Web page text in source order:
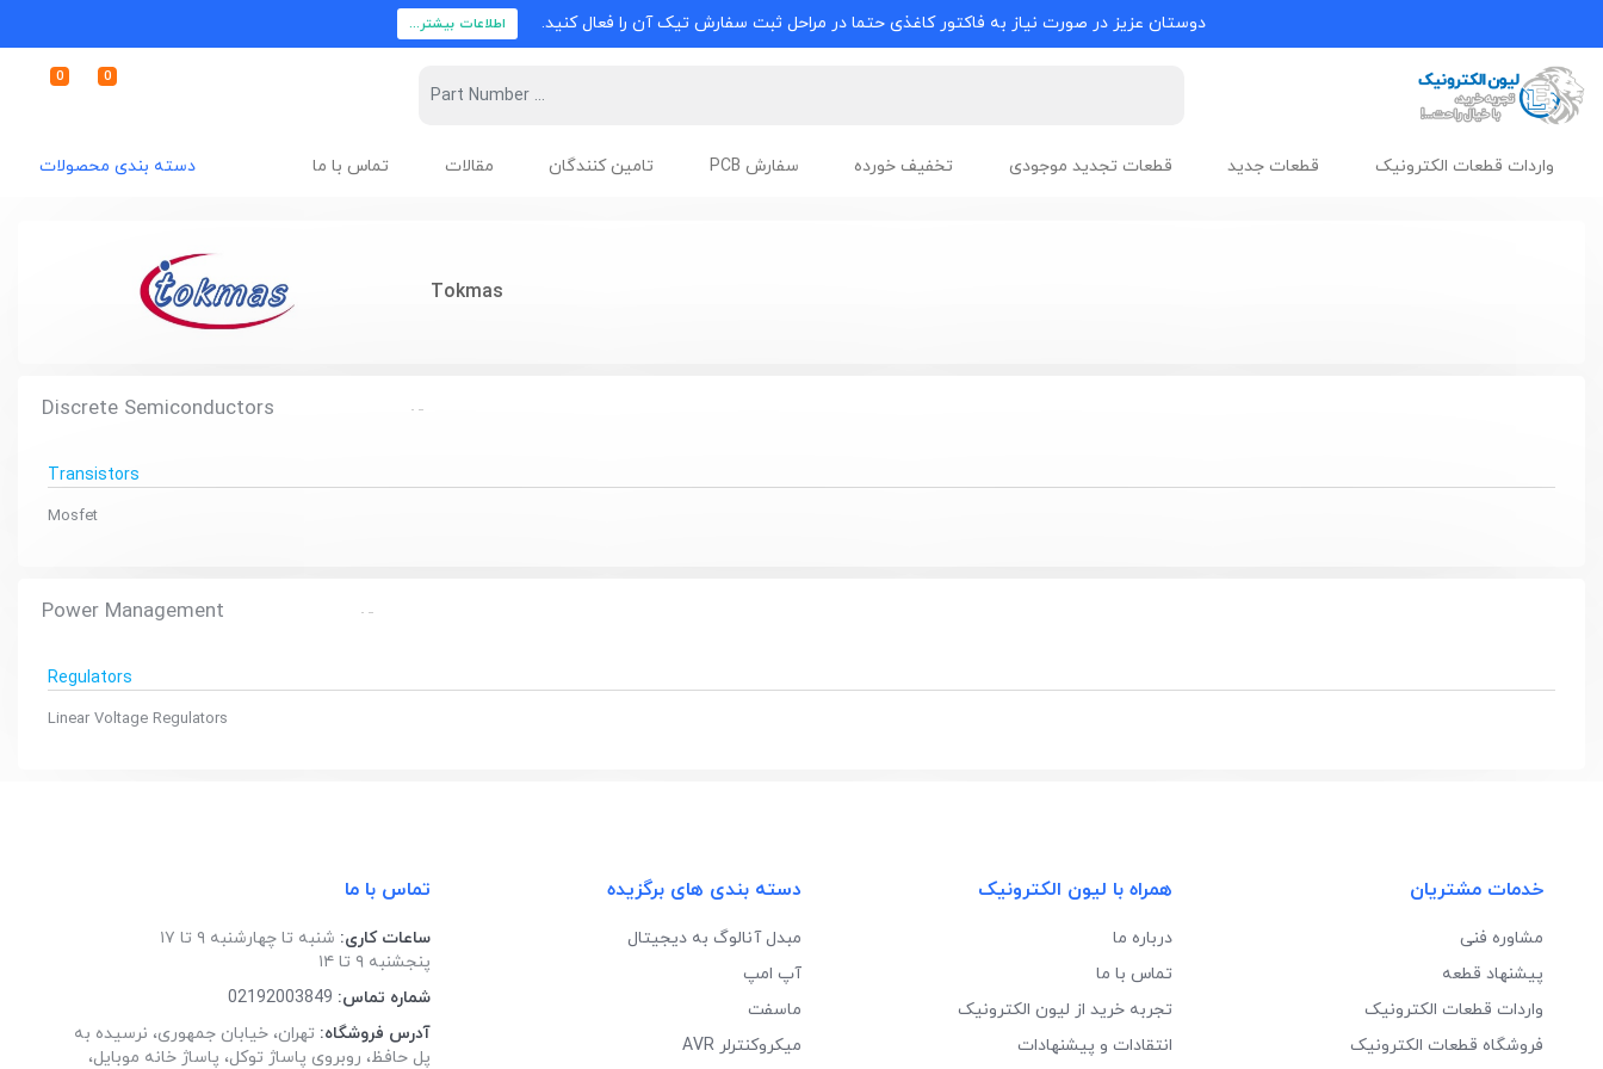
دوستان عزیز در صورت نیاز به فاکتور کاغذی حتما در مراحل ثبت سفارش تیک آن را فعال کنید. اطلاعات بیشتر...
0 0
دسته بندی محصولات واردات قطعات الکترونیک قطعات جدید قطعات تجدید موجودی تخفیف خورده سفارش PCB تامین کنندگان مقالات تماس با ما
Tokmas
Discrete Semiconductors
Transistors
Mosfet
Power Management
Regulators
Linear Voltage Regulators
خدمات مشتریان
مشاوره فنی
پیشنهاد قطعه
واردات قطعات الکترونیک
فروشگاه قطعات الکترونیک
همراه با لیون الکترونیک
درباره ما
تماس با ما
تجربه خرید از لیون الکترونیک
انتقادات و پیشنهادات
دسته بندی های برگزیده
مبدل آنالوگ به دیجیتال
آپ امپ
ماسفت
میکروکنترلر AVR
تماس با ما
ساعات کاری: شنبه تا چهارشنبه ۹ تا ۱۷
پنجشنبه ۹ تا ۱۴
شماره تماس: 02192003849
آدرس فروشگاه: تهران، خیابان جمهوری، نرسیده به
پل حافظ، روبروی پاساژ توکل، پاساژ خانه موبایل،